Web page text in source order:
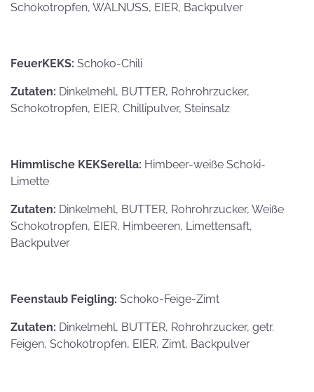
Schokotropfen, WALNUSS, EIER, Backpulver
FeuerKEKS: Schoko-Chili
Zutaten: Dinkelmehl, BUTTER, Rohrohrzucker,
Schokotropfen, EIER, Chillipulver, Steinsalz
Himmlische KEKSerella: Himbeer-weiße Schoki-
Limette
Zutaten: Dinkelmehl, BUTTER, Rohrohrzucker, Weiße
Schokotropfen, EIER, Himbeeren, Limettensaft,
Backpulver
Feenstaub Feigling: Schoko-Feige-Zimt
Zutaten: Dinkelmehl, BUTTER, Rohrohrzucker, getr.
Feigen, Schokotropfen, EIER, Zimt, Backpulver